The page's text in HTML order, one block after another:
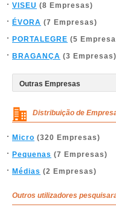
VISEU (8 Empresas)
ÉVORA (7 Empresas)
PORTALEGRE (5
BRAGANÇA (3 Empresas)
Distribuição de
Micro (320 Empresas)
Pequenas (7 Empresas)
Médias (2 Empresas)
Outros utilizadores